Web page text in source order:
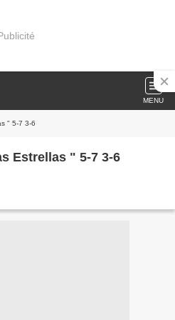
MENU
" 5-7 3-6
Estrellas " 5-7 3-6